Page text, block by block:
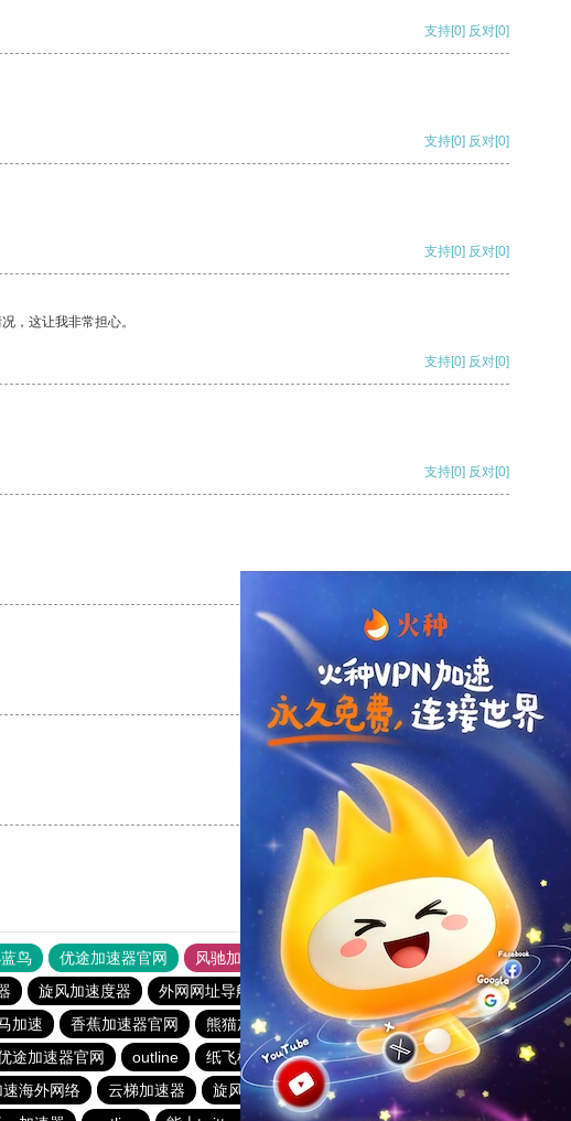
支持[0] 反对[0]
支持[0] 反对[0]
支持[0] 反对[0]
，这让我非常担心。
支持[0] 反对[0]
支持[0] 反对[0]
支持 [0] 反对 [0]
支持
鸟 优途加速器官网 风驰加速器
旋风加速器
旋风加速度器 外网网址导航 软件中心 雷霆加速
狂飙加速器
加速 香蕉加速器官网 熊猫加速器 小牛vp加速器
outline
途加速器官网 outline 纸飞机加速器
vqn加速外网
海外网络 云梯加速器 旋风加速度器 赔钱机场官网
outline